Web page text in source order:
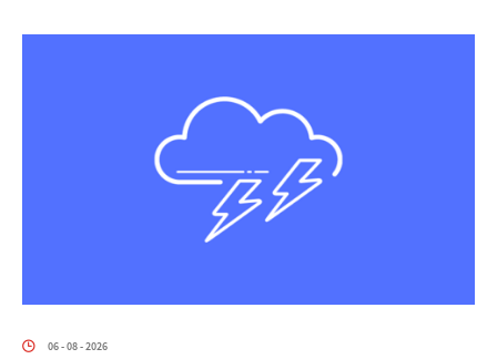
06 - 08 - 2026